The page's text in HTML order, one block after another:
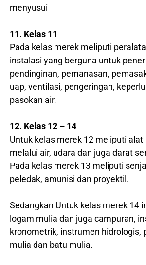
menyusui
11. Kelas 11
Pada kelas merek meliputi
instalasi yang berguna untuk
pendinginan, pemanasan,
uap, ventilasi, pengeringan,
pasokan air.
12. Kelas 12 – 14
Untuk kelas merek 12 meliputi alat
melalui air, udara dan juga darat
Pada kelas merek 13 meliputi
peledak, amunisi dan proyektil.
Sedangkan Untuk kelas merek 14
logam mulia dan juga campuran,
kronometrik, instrumen hidrologis,
mulia dan batu mulia.